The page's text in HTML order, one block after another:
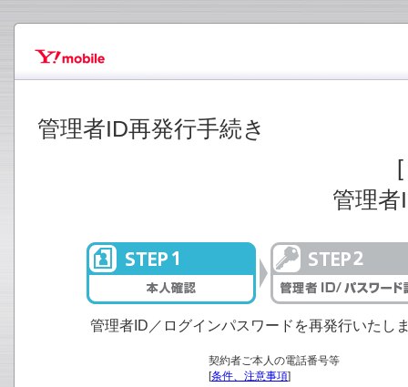
管理者ID再発行手続き
管理者
管理者ID／ログインパスワードを再発行いたし
契約者ご本人の電話番号等
[条件、注意事項]